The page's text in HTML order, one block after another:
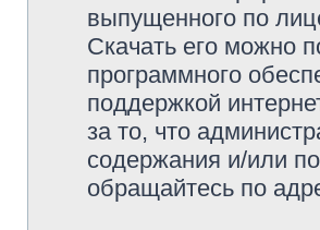
выпущенного по
Скачать его можно
программного
поддержкой
за то, что
содержания и/или
обращайтесь по